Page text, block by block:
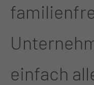
einfach